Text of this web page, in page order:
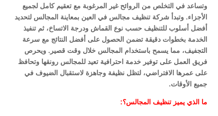
وتساعد في التخلص من الروائح غير المرغوبة مع تعقيم كامل لجميع
الأجزاء. وتبدأ شركة تنظيف مجالس في العين بمعاينة المجالس لتحديد
أفضل أسلوب للتنظيف حسب نوع القماش ودرجة الاتساخ، ثم تنفيذ
الخدمة بخطوات دقيقة تضمن الحصول على أفضل النتائج مع سرعة
التجفيف، مما يسمح باستخدام المجالس خلال وقت قصير. ويحرص
فريق العمل على توفير خدمة احترافية تعيد للمجالس رونقها وتحافظ
على عمرها الافتراضي، لتظل نظيفة وجاهزة لاستقبال الضيوف في
جميع الأوقات.
ما الذي يميز تنظيف المجالس؟: